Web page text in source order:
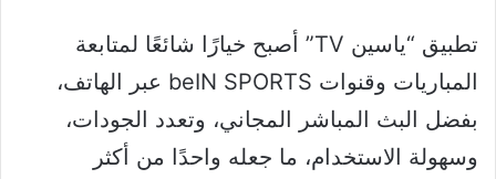
تطبيق “ياسين TV” أصبح خيارًا شائعًا لمتابعة
المباريات وقنوات beIN SPORTS عبر الهاتف،
بفضل البث المباشر المجاني، وتعدد الجودات،
وسهولة الاستخدام، ما جعله واحدًا من أكثر